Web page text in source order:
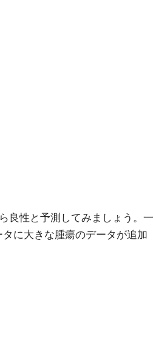
良性と予測してみましょう。一
に大きな腫瘍のデータが追加